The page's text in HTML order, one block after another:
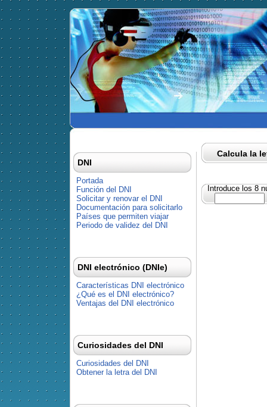
Calcula la
Introduce los 8
DNI
Portada
Función del DNI
Solicitar y renovar el DNI
Documentación para solicitarlo
Países que permiten viajar
Periodo de validez del DNI
DNI electrónico (DNIe)
Características DNI electrónico
¿Qué es el DNI electrónico?
Ventajas del DNI electrónico
Curiosidades del DNI
Curiosidades del DNI
Obtener la letra del DNI